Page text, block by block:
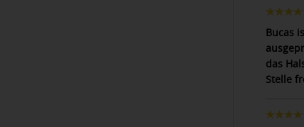
Bucas
das
Stelle